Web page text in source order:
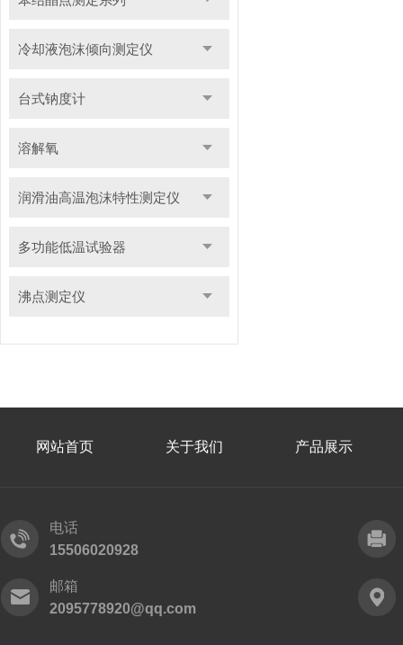
冷却液泡沫倾向测定仪
台式钠度计
溶解氧
润滑油高温泡沫特性测定仪
多功能低温试验器
沸点测定仪
网站首页 关于我们 产品展示
电话
15506020928
邮箱
2095778920@qq.com